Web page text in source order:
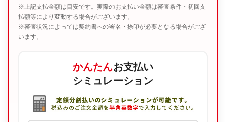
※上記支払金額は目安です。実際のお支払い金額は審査条件・初回支
払額等により変動する場合がございます。
※審査状況によっては契約書への署名・捺印が必要となる場合がござ
います。
かんたんお支払い
シミュレーション